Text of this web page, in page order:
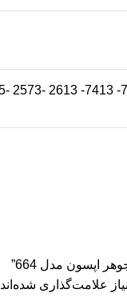
اپسون مدل 664”
علامت‌گذاری شده‌اند